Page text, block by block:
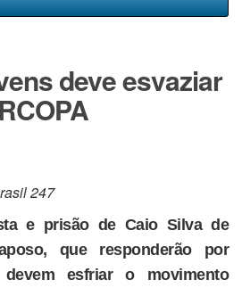
deve esvaziar
247
e prisão de Caio Silva de
que responderão por
esfriar o movimento